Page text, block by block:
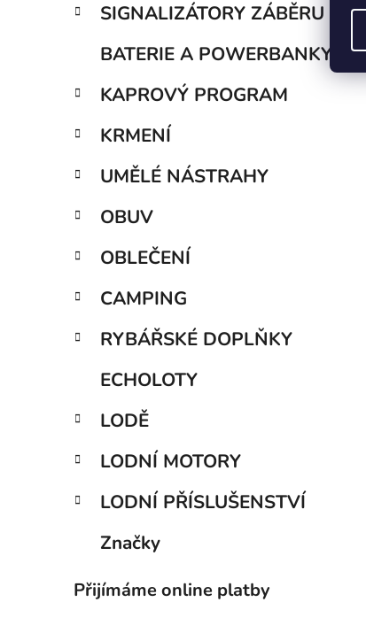
SIGNALIZÁTORY ZÁBĚRU
BATERIE A POWERBANKY
KAPROVÝ PROGRAM
KRMENÍ
UMĚLÉ NÁSTRAHY
OBUV
OBLEČENÍ
CAMPING
RYBÁŘSKÉ DOPLŇKY
ECHOLOTY
LODĚ
LODNÍ MOTORY
LODNÍ PŘÍSLUŠENSTVÍ
Značky
Přijímáme online platby